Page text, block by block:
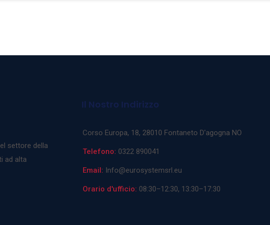
settore della
ad alta
Il Nostro Indirizzo
Corso Europa, 18, 28010 Fontaneto D'agogna NO
Telefono: 0322 890041
Email: Info@eurosystemsrl.eu
Orario d'ufficio: 08:30–12:30, 13:30–17:30